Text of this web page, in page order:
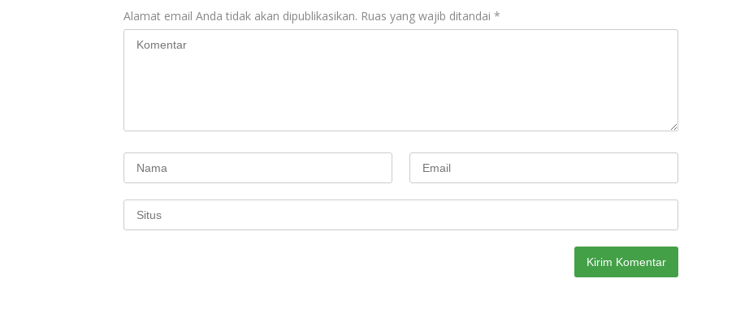
Alamat email Anda tidak akan dipublikasikan. Ruas yang wajib ditandai *